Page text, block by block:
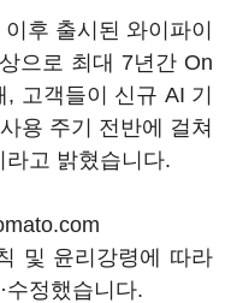
후 출시된 와이파이
으로 최대 7년간 On
고객들이 신규 AI 기
용 주기 전반에 걸쳐
라고 밝혔습니다.
및 윤리강령에 따라
수정했습니다.